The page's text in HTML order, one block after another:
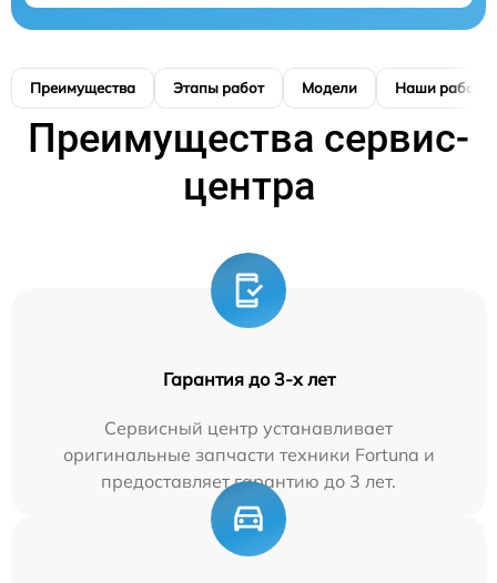
Преимущества Этапы работ Модели Наши работы
Преимущества сервис-
центра
Гарантия до 3-х лет
Сервисный центр устанавливает
оригинальные запчасти техники Fortuna и
предоставляет гарантию до 3 лет.